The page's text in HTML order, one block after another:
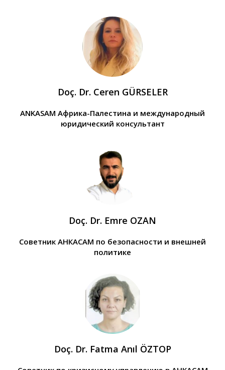
Doç. Dr. Ceren GÜRSELER
ANKASAM Африка-Палестина и международный
юридический консультант
Doç. Dr. Emre OZAN
Советник АНКАСАМ по безопасности и внешней
политике
Doç. Dr. Fatma Anıl ÖZTOP